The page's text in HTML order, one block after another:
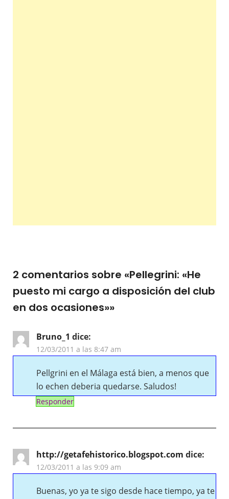
2 comentarios sobre «Pellegrini: «He
puesto mi cargo a disposición del club
en dos ocasiones»»
Bruno_1 dice:
12/03/2011 a las 8:47 am
Pellgrini en el Málaga está bien, a menos que
lo echen deberia quedarse. Saludos!
Responder
http://getafehistorico.blogspot.com dice:
12/03/2011 a las 9:09 am
Buenas, yo ya te sigo desde hace tiempo, ya te